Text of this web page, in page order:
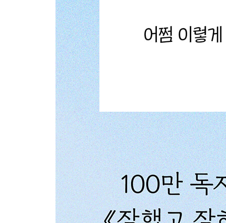
어떤 날은 져도 괜찮다
그럼에도 불구하고 무엇이든 괜찮아진다
도전하는 자는 대단하고 아름답다
아주 작은 것의 힘
나만 무너지지 않으면 된다
지칠 땐 내일의 나를 믿자
틀렸다는 것은 스스로를 알아가는 과정이다
감정을 올곧게 받아들일 것
가슴속에 동화 같은 꿈을 품자
무너져도 괜찮다
삶을 알아가고 있다는 증거
무언가를 향해 나아간다는 건
삶을 가득 채우던 열망을 내려놓는 순간
밟고 일어서다
단단하고 담백한 삶
무던히 해내다 보면
우리는 나아가고 있다